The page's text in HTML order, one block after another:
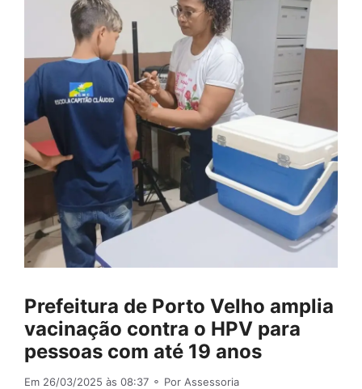
Prefeitura de Porto Velho amplia
vacinação contra o HPV para
pessoas com até 19 anos
Em 26/03/2025 às 08:37 ⚬ Por Assessoria